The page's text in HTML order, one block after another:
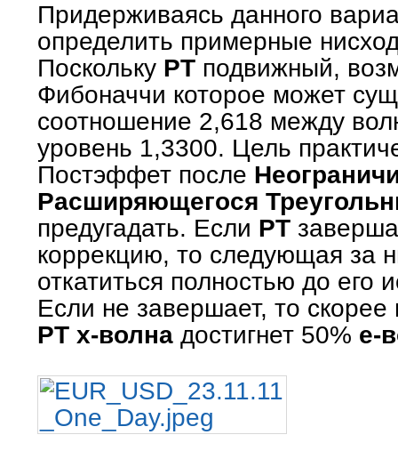
Придерживаясь данного
определить примерные
Поскольку РТ подвижный,
Фибоначчи которое может
соотношение 2,618 между
уровень 1,3300. Цель
Постэффет после
Расширяющегося
предугадать. Если РТ
коррекцию, то следующая за
откатиться полностью до его
Если не завершает, то
РТ х-волна достигнет 50% е-